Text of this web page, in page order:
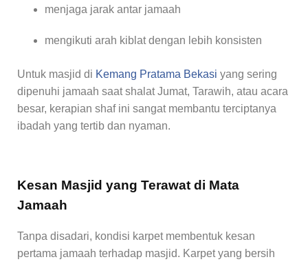
menjaga jarak antar jamaah
mengikuti arah kiblat dengan lebih konsisten
Untuk masjid di Kemang Pratama Bekasi yang sering
dipenuhi jamaah saat shalat Jumat, Tarawih, atau acara
besar, kerapian shaf ini sangat membantu terciptanya
ibadah yang tertib dan nyaman.
Kesan Masjid yang Terawat di Mata
Jamaah
Tanpa disadari, kondisi karpet membentuk kesan
pertama jamaah terhadap masjid. Karpet yang bersih